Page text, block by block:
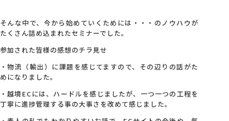
そんな中で、今から始めていくためには・・・のノウハウが
たくさん詰め込まれたセミナーでした。
参加された皆様の感想のチラ見せ
・物流（輸出）に課題を感じてますので、その辺りの話がた
めになりました。
・越境ECには、ハードルを感じましたが、一つ一つの工程を
丁寧に進捗管理する事の大事さを改めて感じました。